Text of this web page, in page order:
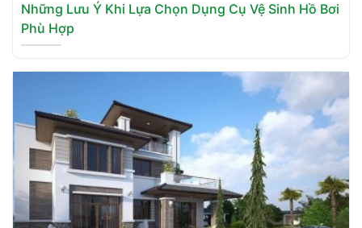
Những Lưu Ý Khi Lựa Chọn Dụng Cụ Vệ Sinh Hồ Bơi
Phù Hợp